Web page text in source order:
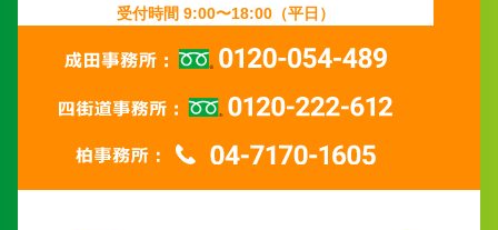
受付時間 9:00〜18:00（平日）